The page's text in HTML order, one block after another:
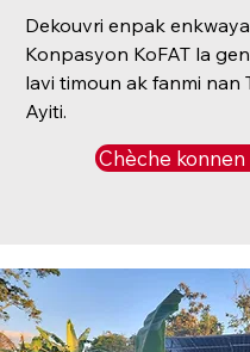
Dekouvri enpak
Konpasyon KoFAT la
lavi timoun ak fanmi nan
Ayiti.
Chèche konnen